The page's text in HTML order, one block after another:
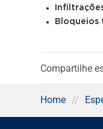
Bloqueios
Compartilhe
Home //